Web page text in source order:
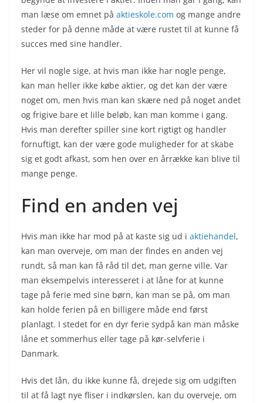
man læse om emnet på aktieskole.com og mange andre
steder for på denne måde at være rustet til at kunne få
succes med sine handler.
Her vil nogle sige, at hvis man ikke har nogle penge,
kan man heller ikke købe aktier, og det kan der være
noget om, men hvis man kan skære ned på noget andet
og frigive bare et lille beløb, kan man komme i gang.
Hvis man derefter spiller sine kort rigtigt og handler
fornuftigt, kan der være gode muligheder for at skabe
sig et godt afkast, som hen over en årrække kan blive til
mange penge.
Find en anden vej
Hvis man ikke har mod på at kaste sig ud i aktiehandel,
kan man overveje, om man der findes en anden vej
rundt, så man kan få råd til det, man gerne ville. Var
man eksempelvis interesseret i at låne for at kunne
tage på ferie med sine børn, kan man se på, om man
kan holde ferien på en billigere måde end først
planlagt. I stedet for en dyr ferie sydpå kan man måske
låne et sommerhus eller tage på kør-selvferie i
Danmark.
Hvis det lån, du ikke kunne få, drejede sig om udgiften
til at få lagt nye fliser i indkørslen, kan du overveje, om